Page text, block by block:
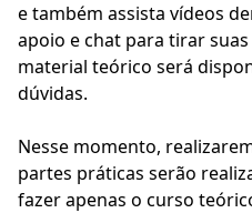
e também assista vídeos
apoio e chat para tirar
material teórico será
dúvidas.
Nesse momento,
partes práticas serão
fazer apenas o curso